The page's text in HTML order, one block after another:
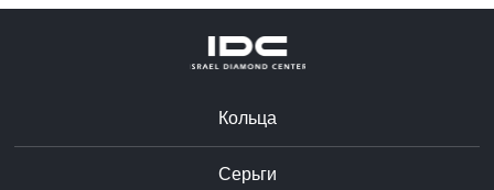
Кольца
Серьги